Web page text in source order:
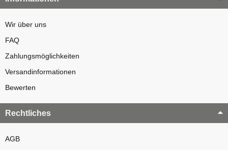
Wir über uns
FAQ
Zahlungsmöglichkeiten
Versandinformationen
Bewerten
Rechtliches
AGB